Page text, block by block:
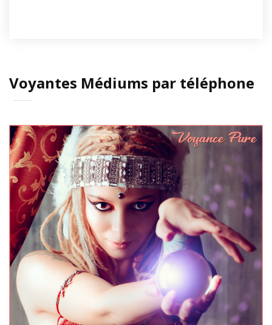
Voyantes Médiums par téléphone